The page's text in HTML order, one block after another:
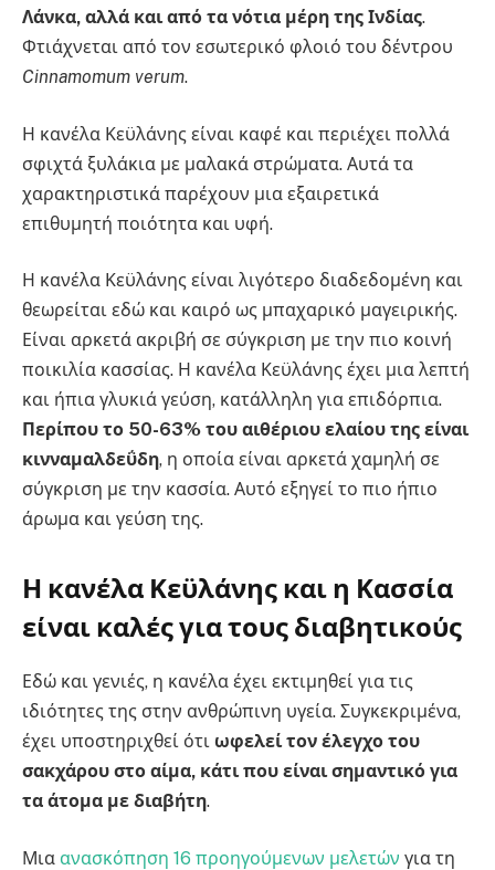
Λάνκα, αλλά και από τα νότια μέρη της Ινδίας.
Φτιάχνεται από τον εσωτερικό φλοιό του δέντρου
Cinnamomum verum.
Η κανέλα Κεϋλάνης είναι καφέ και περιέχει πολλά
σφιχτά ξυλάκια με μαλακά στρώματα. Αυτά τα
χαρακτηριστικά παρέχουν μια εξαιρετικά
επιθυμητή ποιότητα και υφή.
Η κανέλα Κεϋλάνης είναι λιγότερο διαδεδομένη και
θεωρείται εδώ και καιρό ως μπαχαρικό μαγειρικής.
Είναι αρκετά ακριβή σε σύγκριση με την πιο κοινή
ποικιλία κασσίας. Η κανέλα Κεϋλάνης έχει μια λεπτή
και ήπια γλυκιά γεύση, κατάλληλη για επιδόρπια.
Περίπου το 50-63% του αιθέριου ελαίου της είναι
κινναμαλδεΰδη, η οποία είναι αρκετά χαμηλή σε
σύγκριση με την κασσία. Αυτό εξηγεί το πιο ήπιο
άρωμα και γεύση της.
Η κανέλα Κεϋλάνης και η Κασσία
είναι καλές για τους διαβητικούς
Εδώ και γενιές, η κανέλα έχει εκτιμηθεί για τις
ιδιότητες της στην ανθρώπινη υγεία. Συγκεκριμένα,
έχει υποστηριχθεί ότι ωφελεί τον έλεγχο του
σακχάρου στο αίμα, κάτι που είναι σημαντικό για
τα άτομα με διαβήτη.
Μια ανασκόπηση 16 προηγούμενων μελετών για τη